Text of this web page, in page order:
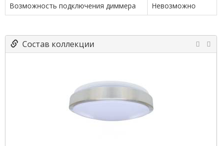
Возможность подключения диммера
Невозможно
Состав коллекции